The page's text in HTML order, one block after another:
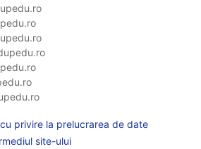
privire la prelucrarea de date
site-ului